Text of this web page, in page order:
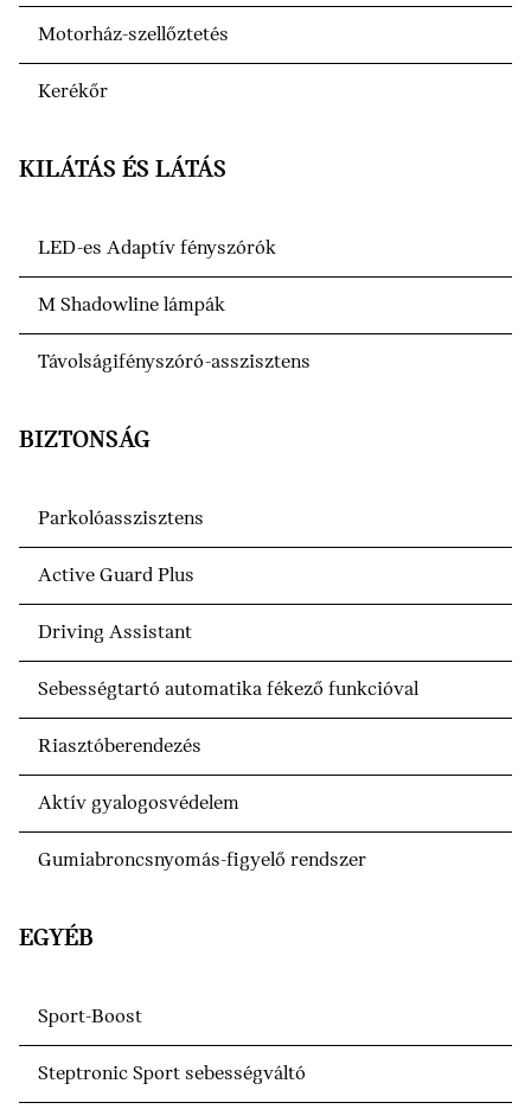
Motorház-szellőztetés
Kerékőr
KILÁTÁS ÉS LÁTÁS
LED-es Adaptív fényszórók
M Shadowline lámpák
Távolságifényszóró-asszisztens
BIZTONSÁG
Parkolóasszisztens
Active Guard Plus
Driving Assistant
Sebességtartó automatika fékező funkcióval
Riasztóberendezés
Aktív gyalogosvédelem
Gumiabroncsnyomás-figyelő rendszer
EGYÉB
Sport-Boost
Steptronic Sport sebességváltó